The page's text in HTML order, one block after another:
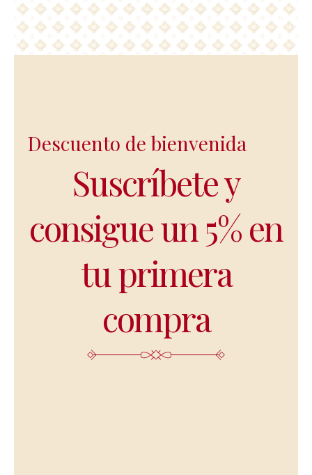
Descuento de bienvenida
Suscríbete y
consigue un 5% en
tu primera
compra